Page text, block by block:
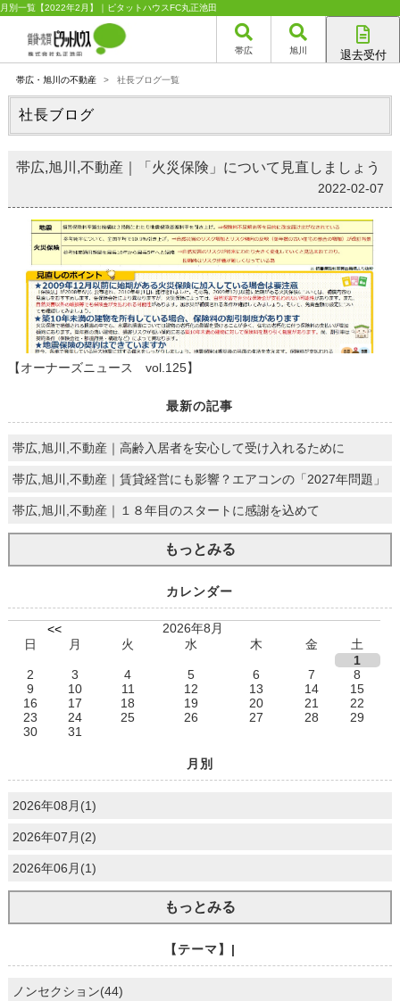
月別一覧【2022年2月】｜ピタットハウスFC丸正池田
帯広 旭川 退去受付
帯広・旭川の不動産 > 社長ブログ一覧
社長ブログ
帯広,旭川,不動産｜「火災保険」について見直しましょう
2022-02-07
【オーナーズニュース vol.125】
最新の記事
帯広,旭川,不動産｜高齢入居者を安心して受け入れるために
帯広,旭川,不動産｜賃貸経営にも影響？エアコンの「2027年問題」
帯広,旭川,不動産｜１８年目のスタートに感謝を込めて
もっとみる
カレンダー
<<
2026年8月
日
月 火 水 木 金
土
1
2
3 4 5 6 7
8
9
10 11 12 13 14
15
16
17 18 19 20 21
22
23
24 25 26 27 28
29
30
31
月別
2026年08月(1)
2026年07月(2)
2026年06月(1)
もっとみる
【テーマ】|
ノンセクション(44)